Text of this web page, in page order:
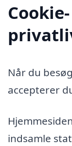
Når du
accepterer
indsamle